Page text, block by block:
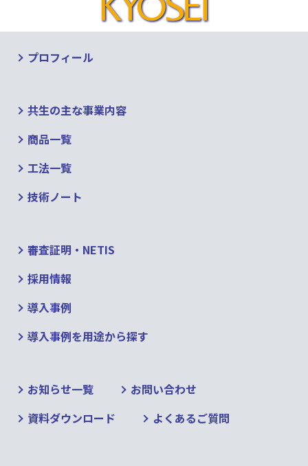
プロフィール
共生の主な事業内容
商品一覧
工法一覧
技術ノート
審査証明・NETIS
採用情報
導入事例
導入事例を用途から探す
お知らせ一覧
お問い合わせ
資料ダウンロード
よくあるご質問